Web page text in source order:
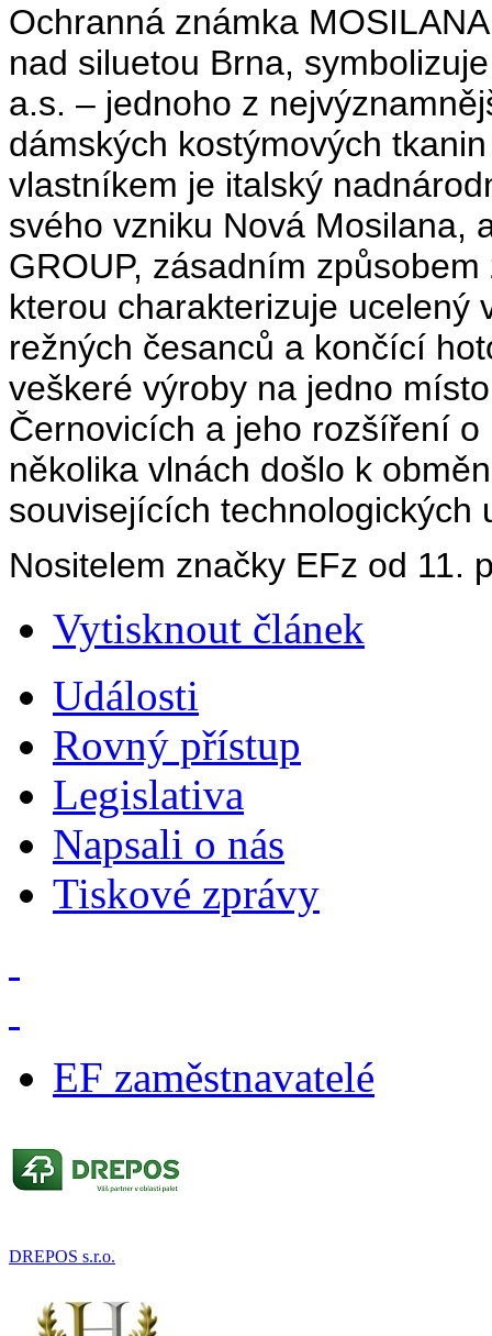
Ochranná známka
nad siluetou Brna,
a.s. – jednoho z
dámských kostýmových
vlastníkem je italský
svého vzniku Nová Mosilana,
GROUP, zásadním
kterou charakterizuje
režných česanců a končící
veškeré výroby na jedno
Černovicích a jeho rozšíření
několika vlnách došlo k
souvisejících technologických
Nositelem značky EFz od 11.
Vytisknout článek
Události
Rovný přístup
Legislativa
Napsali o nás
Tiskové zprávy
EF zaměstnavatelé
DREPOS s.r.o.